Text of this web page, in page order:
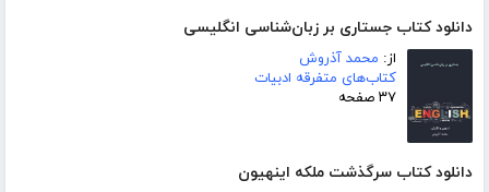
دانلود کتاب جستاری بر زبان‌شناسی انگلیسی
از: محمد آذروش
کتاب‌های متفرقه ادبیات
۳۷ صفحه
دانلود کتاب سرگذشت ملکه اینهیون